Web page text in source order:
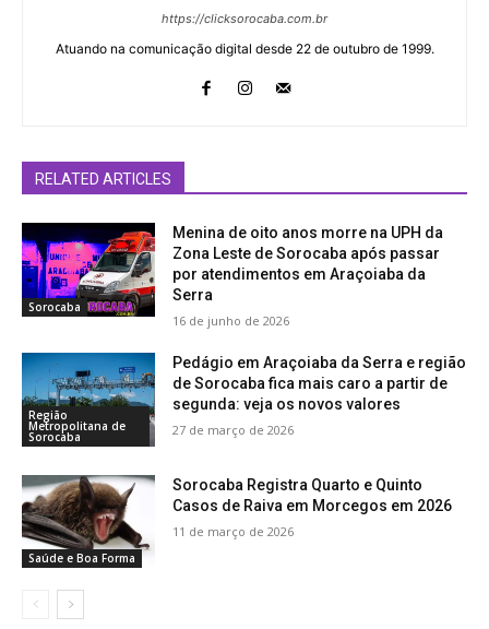
https://clicksorocaba.com.br
Atuando na comunicação digital desde 22 de outubro de 1999.
RELATED ARTICLES
Sorocaba
Menina de oito anos morre na UPH da
Zona Leste de Sorocaba após passar
por atendimentos em Araçoiaba da
Serra
16 de junho de 2026
Região
Metropolitana de
Sorocaba
Pedágio em Araçoiaba da Serra e região
de Sorocaba fica mais caro a partir de
segunda: veja os novos valores
27 de março de 2026
Saúde e Boa Forma
Sorocaba Registra Quarto e Quinto
Casos de Raiva em Morcegos em 2026
11 de março de 2026